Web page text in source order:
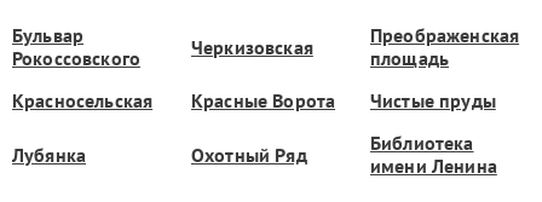
Бульвар
Рокоссовского
Черкизовская
Преображенская
площадь
Красносельская
Красные Ворота Чистые пруды
Лубянка Охотный Ряд
Библиотека
имени Ленина